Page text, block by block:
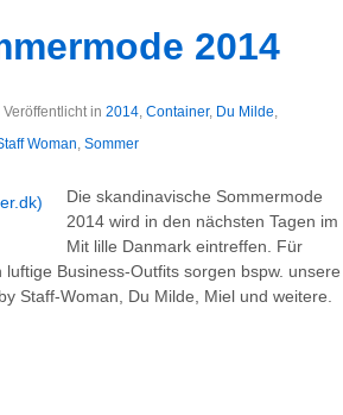
2014
Veröffentlicht in 2014, Container, Du Milde,
Woman, Sommer
Die skandinavische Sommermode
2014 wird in den nächsten Tagen im
Mit lille Danmark eintreffen. Für
Business-Outfits sorgen bspw. unsere
Staff-Woman, Du Milde, Miel und weitere.